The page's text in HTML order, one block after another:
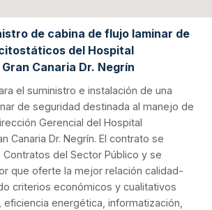
de cabina de flujo laminar de
del Hospital
Canaria Dr. Negrín
el suministro e instalación de una
de seguridad destinada al manejo de
Gerencial del Hospital
Canaria Dr. Negrín. El contrato se
del Sector Público y se
que oferte la mejor relación calidad-
criterios económicos y cualitativos
eficiencia energética, informatización,